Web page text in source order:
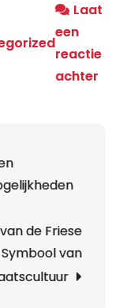
Laat
een
reactie
achter
de Friese
van